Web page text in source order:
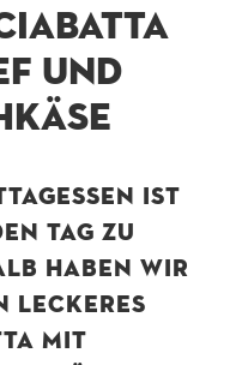
UND
IST
TAG ZU
HABEN WIR
LECKERES
MIT